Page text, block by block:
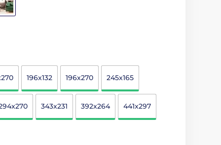
196x132 196x270 245x165
343x231 392x264 441x297